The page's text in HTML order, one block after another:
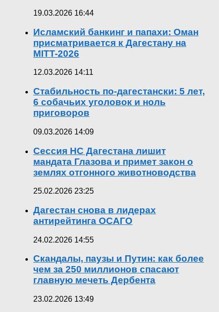
19.03.2026 16:44
Исламский банкинг и папахи: Оман
присматривается к Дагестану на
MITT-2026
12.03.2026 14:11
Стабильность по-дагестански: 5 лет,
6 собачьих уголовок и ноль
приговоров
09.03.2026 14:09
Сессия НС Дагестана лишит
мандата Глазова и примет закон о
землях отгонного животноводства
25.02.2026 23:25
Дагестан снова в лидерах
антирейтинга ОСАГО
24.02.2026 14:55
Скандалы, паузы и Путин: как более
чем за 250 миллионов спасают
главную мечеть Дербента
23.02.2026 13:49